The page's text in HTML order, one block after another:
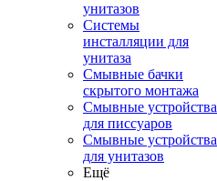
унитазов
Системы
инсталляции для
унитаза
Смывные бачки
скрытого монтажа
Смывные устройства
для писсуаров
Смывные устройства
для унитазов
Ещё